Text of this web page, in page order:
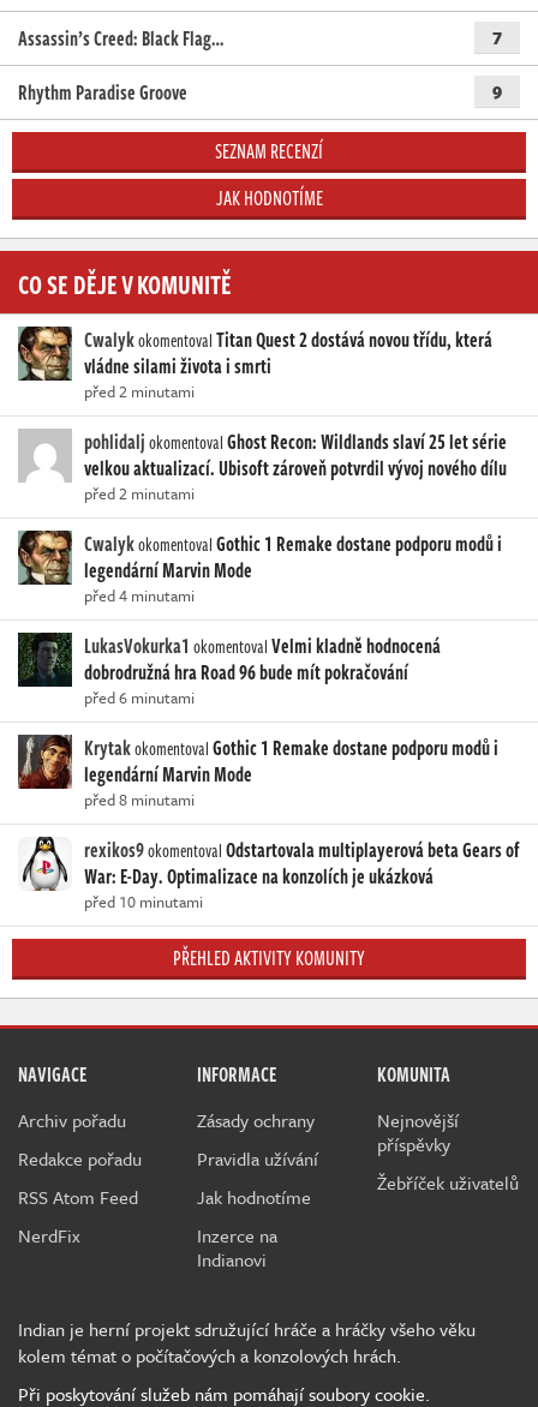
Assassin’s Creed: Black Flag… 7
Rhythm Paradise Groove 9
SEZNAM RECENZÍ
JAK HODNOTÍME
CO SE DĚJE V KOMUNITĚ
CwalykokomentovalTitan Quest 2 dostává novou třídu, která
vládne silami života i smrti
před 2 minutami
pohlidaljokomentovalGhost Recon: Wildlands slaví 25 let série
velkou aktualizací. Ubisoft zároveň potvrdil vývoj nového dílu
před 2 minutami
CwalykokomentovalGothic 1 Remake dostane podporu modů i
legendární Marvin Mode
před 4 minutami
LukasVokurka1 okomentovalVelmi kladně hodnocená
dobrodružná hra Road 96 bude mít pokračování
před 6 minutami
KrytakokomentovalGothic 1 Remake dostane podporu modů i
legendární Marvin Mode
před 8 minutami
rexikos9okomentovalOdstartovala multiplayerová beta Gears of
War: E-Day. Optimalizace na konzolích je ukázková
před 10 minutami
PŘEHLED AKTIVITY KOMUNITY
NAVIGACE
Archiv pořadu
Redakce pořadu
RSS Atom Feed
NerdFix
INFORMACE
Zásady ochrany
Pravidla užívání
Jak hodnotíme
Inzerce na
Indianovi
KOMUNITA
Nejnovější
příspěvky
Žebříček uživatelů
Indian je herní projekt sdružující hráče a hráčky všeho věku
kolem témat o počítačových a konzolových hrách.
Při poskytování služeb nám pomáhají soubory cookie.